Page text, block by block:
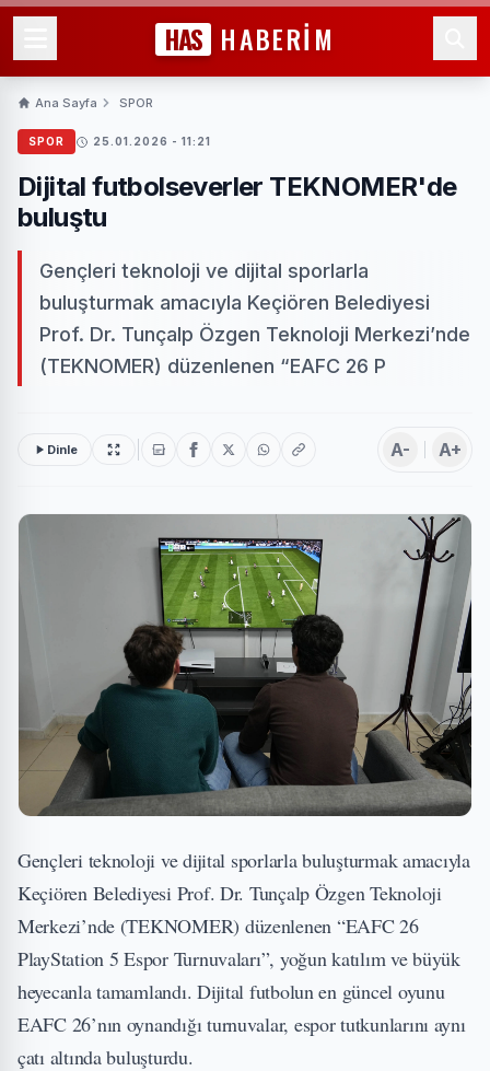
HAS HABERİM
Ana Sayfa SPOR
SPOR 25.01.2026 - 11:21
Dijital futbolseverler TEKNOMER'de
buluştu
Gençleri teknoloji ve dijital sporlarla
buluşturmak amacıyla Keçiören Belediyesi
Prof. Dr. Tunçalp Özgen Teknoloji Merkezi’nde
(TEKNOMER) düzenlenen “EAFC 26 P
Dinle A- A+
Gençleri teknoloji ve dijital sporlarla buluşturmak amacıyla
Keçiören Belediyesi Prof. Dr. Tunçalp Özgen Teknoloji
Merkezi’nde (TEKNOMER) düzenlenen “EAFC 26
PlayStation 5 Espor Turnuvaları”, yoğun katılım ve büyük
heyecanla tamamlandı. Dijital futbolun en güncel oyunu
EAFC 26’nın oynandığı turnuvalar, espor tutkunlarını aynı
çatı altında buluşturdu.